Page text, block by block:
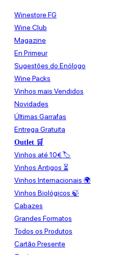
Winestore FG
Wine Club
Magazine
En Primeur
Sugestões do Enólogo
Wine Packs
Vinhos mais Vendidos
Novidades
Últimas Garrafas
Entrega Gratuita
Outlet 🛒
Vinhos até 10€ 🏷️
Vinhos Antigos ⏳
Vinhos Internacionais 🌍
Vinhos Biológicos 🍃
Cabazes
Grandes Formatos
Todos os Produtos
Cartão Presente